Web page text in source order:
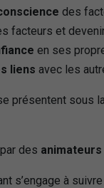
des
facteurs et
en ses
liens avec les
présentent sous
des
s’engage à